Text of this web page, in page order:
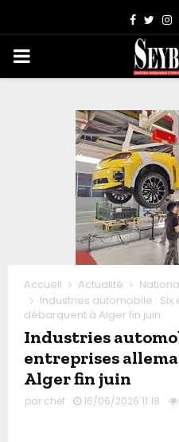
PRIMARY
Accueil Actualité
Industries automobile :
débarquent à Alger fin juin
Industries
entreprises
Alger fin juin
par chef 16/06/2026 11:18